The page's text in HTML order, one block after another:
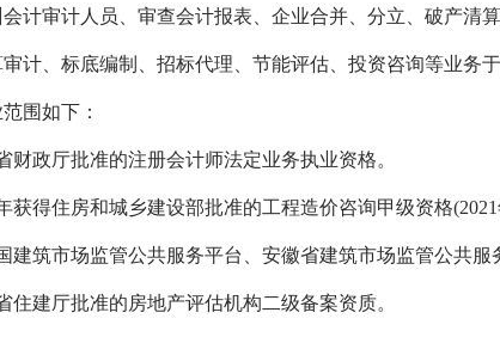
计审计人员、审查会计报表、企业合并、分立、破产清
计、标底编制、招标代理、节能评估、投资咨询等业务
围如下：
财政厅批准的注册会计师法定业务执业资格。
年获得住房和城乡建设部批准的工程造价咨询甲级资格
建筑市场监管公共服务平台、安徽省建筑市场监管公共服
住建厅批准的房地产评估机构二级备案资质。